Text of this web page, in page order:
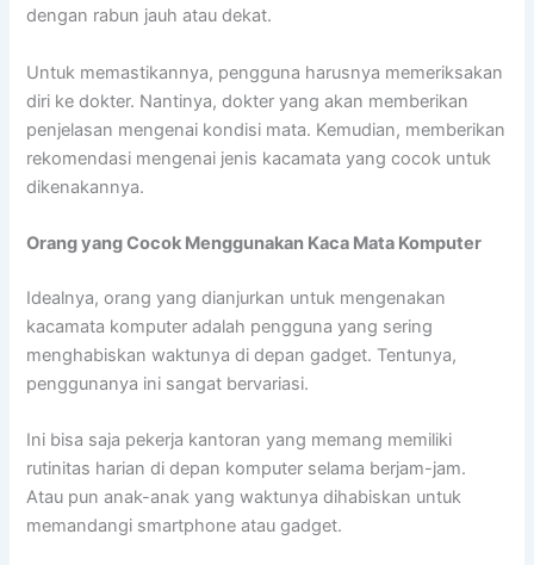
dengan rabun jauh atau dekat.
Untuk memastikannya, pengguna harusnya memeriksakan
diri ke dokter. Nantinya, dokter yang akan memberikan
penjelasan mengenai kondisi mata. Kemudian, memberikan
rekomendasi mengenai jenis kacamata yang cocok untuk
dikenakannya.
Orang yang Cocok Menggunakan Kaca Mata Komputer
Idealnya, orang yang dianjurkan untuk mengenakan
kacamata komputer adalah pengguna yang sering
menghabiskan waktunya di depan gadget. Tentunya,
penggunanya ini sangat bervariasi.
Ini bisa saja pekerja kantoran yang memang memiliki
rutinitas harian di depan komputer selama berjam-jam.
Atau pun anak-anak yang waktunya dihabiskan untuk
memandangi smartphone atau gadget.